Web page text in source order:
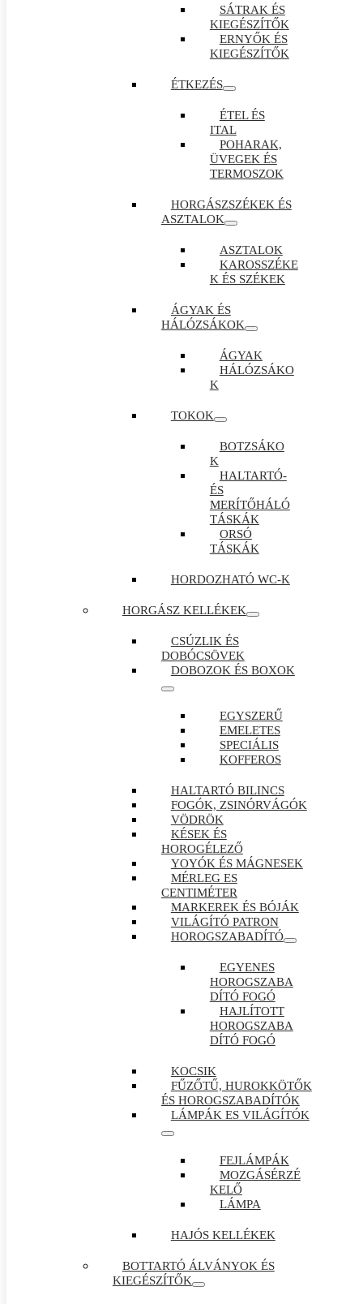
SÁTRAK ÉS
KIEGÉSZÍTŐK
ERNYŐK ÉS
KIEGÉSZÍTŐK
ÉTKEZÉS
ÉTEL ÉS
ITAL
POHARAK,
ÜVEGEK ÉS
TERMOSZOK
HORGÁSZSZÉKEK ÉS
ASZTALOK
ASZTALOK
KAROSSZÉKE
K ÉS SZÉKEK
ÁGYAK ÉS
HÁLÓZSÁKOK
ÁGYAK
HÁLÓZSÁKO
K
TOKOK
BOTZSÁKO
K
HALTARTÓ-
ÉS
MERÍTŐHÁLÓ
TÁSKÁK
ORSÓ
TÁSKÁK
HORDOZHATÓ WC-K
HORGÁSZ KELLÉKEK
CSÚZLIK ÉS
DOBÓCSÖVEK
DOBOZOK ÉS BOXOK
EGYSZERŰ
EMELETES
SPECIÁLIS
KOFFEROS
HALTARTÓ BILINCS
FOGÓK, ZSINÓRVÁGÓK
VÖDRÖK
KÉSEK ÉS
HOROGÉLEZŐ
YOYÓK ÉS MÁGNESEK
MÉRLEG ES
CENTIMÉTER
MARKEREK ÉS BÓJÁK
VILÁGÍTÓ PATRON
HOROGSZABADÍTÓ
EGYENES
HOROGSZABA
DÍTÓ FOGÓ
HAJLÍTOTT
HOROGSZABA
DÍTÓ FOGÓ
KOCSIK
FŰZŐTŰ, HUROKKÖTŐK
ÉS HOROGSZABADÍTÓK
LÁMPÁK ES VILÁGÍTÓK
FEJLÁMPÁK
MOZGÁSÉRZÉ
KELŐ
LÁMPA
HAJÓS KELLÉKEK
BOTTARTÓ ÁLVÁNYOK ÉS
KIEGÉSZÍTŐK